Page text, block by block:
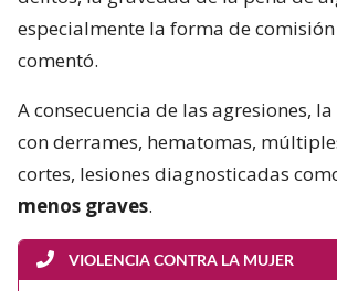
especialmente la forma de comisión
comentó.
A consecuencia de las agresiones,
con derrames, hematomas,
cortes, lesiones diagnosticadas
menos graves.
VIOLENCIA CONTRA LA MUJER